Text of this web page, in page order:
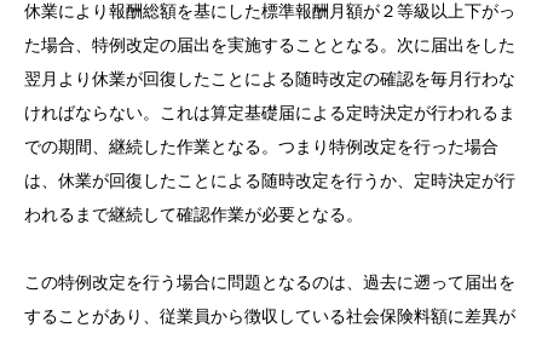
休業により報酬総額を基にした標準報酬月額が２等級以上下がっ
た場合、特例改定の届出を実施することとなる。次に届出をした
翌月より休業が回復したことによる随時改定の確認を毎月行わな
ければならない。これは算定基礎届による定時決定が行われるま
での期間、継続した作業となる。つまり特例改定を行った場合
は、休業が回復したことによる随時改定を行うか、定時決定が行
われるまで継続して確認作業が必要となる。
この特例改定を行う場合に問題となるのは、過去に遡って届出を
することがあり、従業員から徴収している社会保険料額に差異が